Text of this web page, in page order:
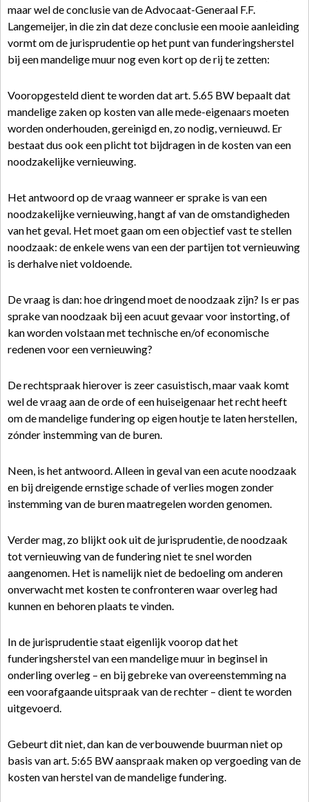
maar wel de conclusie van de Advocaat-Generaal F.F.
Langemeijer, in die zin dat deze conclusie een mooie aanleiding
vormt om de jurisprudentie op het punt van funderingsherstel
bij een mandelige muur nog even kort op de rij te zetten:
Vooropgesteld dient te worden dat art. 5.65 BW bepaalt dat
mandelige zaken op kosten van alle mede-eigenaars moeten
worden onderhouden, gereinigd en, zo nodig, vernieuwd. Er
bestaat dus ook een plicht tot bijdragen in de kosten van een
noodzakelijke vernieuwing.
Het antwoord op de vraag wanneer er sprake is van een
noodzakelijke vernieuwing, hangt af van de omstandigheden
van het geval. Het moet gaan om een objectief vast te stellen
noodzaak: de enkele wens van een der partijen tot vernieuwing
is derhalve niet voldoende.
De vraag is dan: hoe dringend moet de noodzaak zijn? Is er pas
sprake van noodzaak bij een acuut gevaar voor instorting, of
kan worden volstaan met technische en/of economische
redenen voor een vernieuwing?
De rechtspraak hierover is zeer casuistisch, maar vaak komt
wel de vraag aan de orde of een huiseigenaar het recht heeft
om de mandelige fundering op eigen houtje te laten herstellen,
zónder instemming van de buren.
Neen, is het antwoord. Alleen in geval van een acute noodzaak
en bij dreigende ernstige schade of verlies mogen zonder
instemming van de buren maatregelen worden genomen.
Verder mag, zo blijkt ook uit de jurisprudentie, de noodzaak
tot vernieuwing van de fundering niet te snel worden
aangenomen. Het is namelijk niet de bedoeling om anderen
onverwacht met kosten te confronteren waar overleg had
kunnen en behoren plaats te vinden.
In de jurisprudentie staat eigenlijk voorop dat het
funderingsherstel van een mandelige muur in beginsel in
onderling overleg – en bij gebreke van overeenstemming na
een voorafgaande uitspraak van de rechter – dient te worden
uitgevoerd.
Gebeurt dit niet, dan kan de verbouwende buurman niet op
basis van art. 5:65 BW aanspraak maken op vergoeding van de
kosten van herstel van de mandelige fundering.